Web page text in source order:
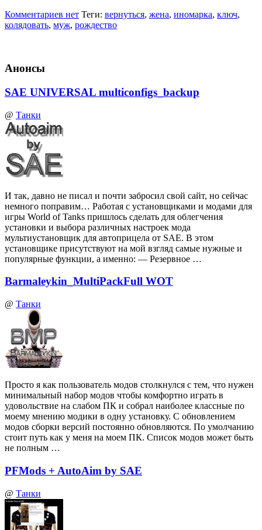
Комментариев нет Теги: вернуться, жена, иномарка, ключ,
колядовать, муж, рождество
Анонсы
SAE UNIVERSAL multiconfigs_backup
@ Танки
И так, давно не писал и почти забросил свой сайт, но сейчас
немного поправим… Работая с установщиками и модами для
игры World of Tanks пришлось сделать для облегчения
установки и выбора различных настроек мода
мультиустановщик для автоприцела от SAE. В этом
установщике присутствуют на мой взгляд самые нужные и
популярные функции, а именно: — Резервное …
Barmaleykin_MultiPackFull WOT
@ Танки
Просто я как пользователь модов столкнулся с тем, что нужен
минимальный набор модов чтобы комфортно играть в
удовольствие на слабом ПК и собрал наиболее классные по
моему мнению модики в одну установку. С обновлением
модов сборки версий постоянно обновляются. По умолчанию
стоит путь как у меня на моем ПК. Список модов может быть
не полным …
PFMods + AutoAim by SAE
@ Танки